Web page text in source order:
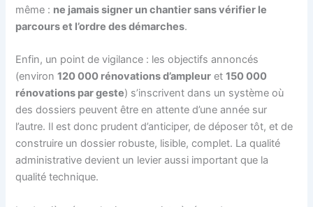
même : ne jamais signer un chantier sans vérifier le
parcours et l’ordre des démarches.
Enfin, un point de vigilance : les objectifs annoncés
(environ120 000 rénovations d’ampleur et150 000
rénovations par geste) s’inscrivent dans un système où
des dossiers peuvent être en attente d’une année sur
l’autre. Il est donc prudent d’anticiper, de déposer tôt, et de
construire un dossier robuste, lisible, complet. La qualité
administrative devient un levier aussi important que la
qualité technique.